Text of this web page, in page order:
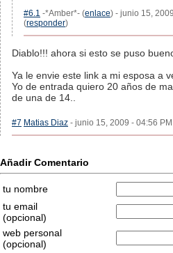
#6.1 -*Amber*- (enlace) - junio 15,
(responder)
Diablo!!! ahora si esto se puso
Ya le envie este link a mi esposa a
Yo de entrada quiero 20 años de
de una de 14..
#7 Matias Diaz - junio 15, 2009 - 04:56
Añadir Comentario
tu nombre
tu email
(opcional)
web personal
(opcional)